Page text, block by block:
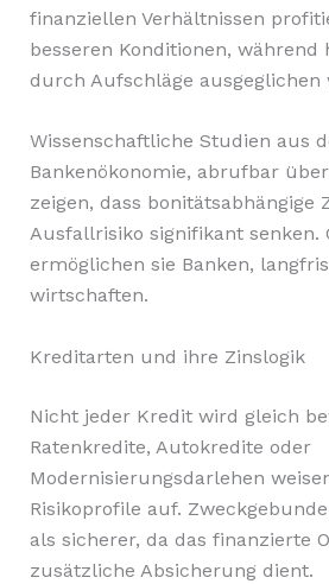
finanziellen Verhältnissen
besseren Konditionen, während
durch Aufschläge ausgeglichen
Wissenschaftliche Studien aus
Bankenökonomie, abrufbar
zeigen, dass bonitätsabhängige
Ausfallrisiko signifikant senken.
ermöglichen sie Banken,
wirtschaften.
Kreditarten und ihre Zinslogik
Nicht jeder Kredit wird gleich
Ratenkredite, Autokredite oder
Modernisierungsdarlehen
Risikoprofile auf.
als sicherer, da das finanzierte
zusätzliche Absicherung dient.